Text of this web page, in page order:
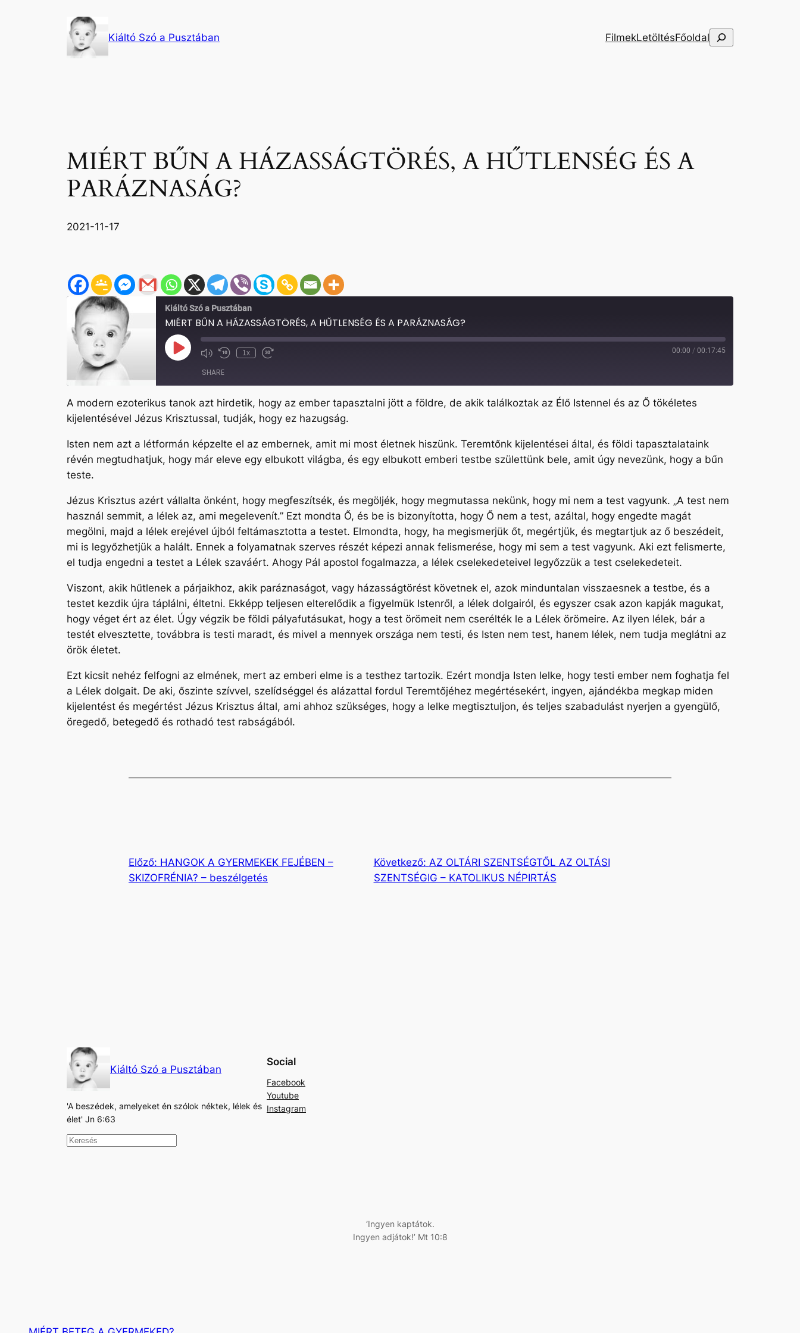
Kiáltó Szó a Pusztában FilmekLetöltésFőoldal Keresés
MIÉRT BŰN A HÁZASSÁGTÖRÉS, A HŰTLENSÉG ÉS A
PARÁZNASÁG?
2021-11-17
Kiáltó Szó a Pusztában
MIÉRT BŰN A HÁZASSÁGTÖRÉS, A HŰTLENSÉG ÉS A PARÁZNASÁG?
Play
Episode Mute/Unmute
Rewind
1x
Fast
00:00 / 00:17:45
SHARE
SHARE
EMBED
A modern ezoterikus tanok azt hirdetik, hogy az ember tapasztalni jött a földre, de akik találkoztak az Élő Istennel és az Ő tökéletes
kijelentésével Jézus Krisztussal, tudják, hogy ez hazugság.
Isten nem azt a létformán képzelte el az embernek, amit mi most életnek hiszünk. Teremtőnk kijelentései által, és földi tapasztalataink
révén megtudhatjuk, hogy már eleve egy elbukott világba, és egy elbukott emberi testbe születtünk bele, amit úgy nevezünk, hogy a bűn
teste.
Jézus Krisztus azért vállalta önként, hogy megfeszítsék, és megöljék, hogy megmutassa nekünk, hogy mi nem a test vagyunk. „A test nem
használ semmit, a lélek az, ami megelevenít.” Ezt mondta Ő, és be is bizonyította, hogy Ő nem a test, azáltal, hogy engedte magát
megölni, majd a lélek erejével újból feltámasztotta a testet. Elmondta, hogy, ha megismerjük őt, megértjük, és megtartjuk az ő beszédeit,
mi is legyőzhetjük a halált. Ennek a folyamatnak szerves részét képezi annak felismerése, hogy mi sem a test vagyunk. Aki ezt felismerte,
el tudja engedni a testet a Lélek szaváért. Ahogy Pál apostol fogalmazza, a lélek cselekedeteivel legyőzzük a test cselekedeteit.
Viszont, akik hűtlenek a párjaikhoz, akik paráznaságot, vagy házasságtörést követnek el, azok minduntalan visszaesnek a testbe, és a
testet kezdik újra táplálni, éltetni. Ekképp teljesen elterelődik a figyelmük Istenről, a lélek dolgairól, és egyszer csak azon kapják magukat,
hogy véget ért az élet. Úgy végzik be földi pályafutásukat, hogy a test örömeit nem cserélték le a Lélek örömeire. Az ilyen lélek, bár a
testét elvesztette, továbbra is testi maradt, és mivel a mennyek országa nem testi, és Isten nem test, hanem lélek, nem tudja meglátni az
örök életet.
Ezt kicsit nehéz felfogni az elmének, mert az emberi elme is a testhez tartozik. Ezért mondja Isten lelke, hogy testi ember nem foghatja fel
a Lélek dolgait. De aki, őszinte szívvel, szelídséggel és alázattal fordul Teremtőjéhez megértésekért, ingyen, ajándékba megkap miden
kijelentést és megértést Jézus Krisztus által, ami ahhoz szükséges, hogy a lelke megtisztuljon, és teljes szabadulást nyerjen a gyengülő,
öregedő, betegedő és rothadó test rabságából.
Előző: HANGOK A GYERMEKEK FEJÉBEN –
SKIZOFRÉNIA? – beszélgetés
Következő: AZ OLTÁRI SZENTSÉGTŐL AZ OLTÁSI
SZENTSÉGIG – KATOLIKUS NÉPIRTÁS
Kiáltó Szó a Pusztában
'A beszédek, amelyeket én szólok néktek, lélek és
élet' Jn 6:63
K
Social
Facebook
Youtube
Instagram
‘Ingyen kaptátok.
Ingyen adjátok!’ Mt 10:8